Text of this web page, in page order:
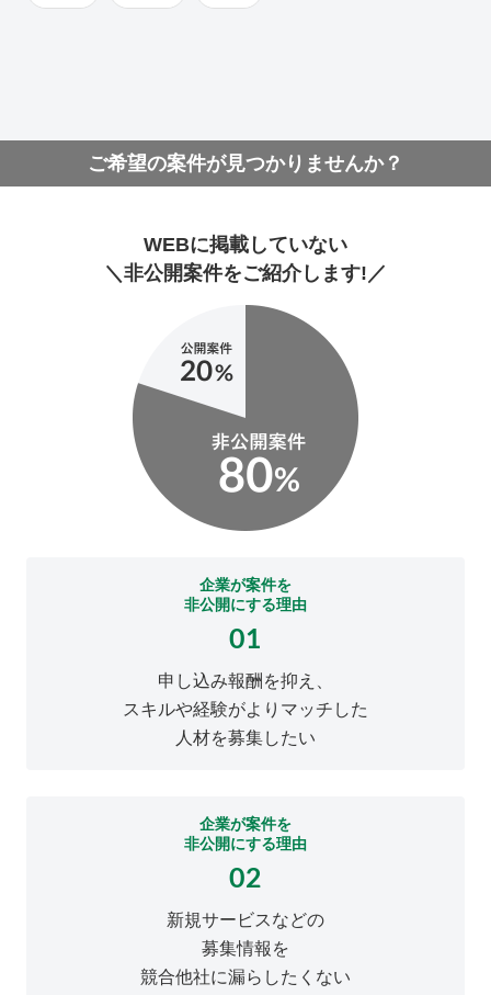
ご希望の案件が見つかりませんか？
WEBに掲載していない
＼非公開案件をご紹介します!／
企業が案件を
非公開にする理由
01
申し込み報酬を抑え、
スキルや経験がよりマッチした
人材を募集したい
企業が案件を
非公開にする理由
02
新規サービスなどの
募集情報を
競合他社に漏らしたくない